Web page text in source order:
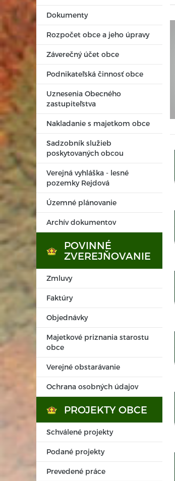
Dokumenty
Rozpočet obce a jeho úpravy
Záverečný účet obce
Podnikateľská činnosť obce
Uznesenia Obecného
zastupiteľstva
Nakladanie s majetkom obce
Sadzobník služieb
poskytovaných obcou
Verejná vyhláška - lesné
pozemky Rejdová
Územné plánovanie
Archív dokumentov
POVINNÉ
ZVEREJŇOVANIE
Zmluvy
Faktúry
Objednávky
Majetkové priznania starostu
obce
Verejné obstarávanie
Ochrana osobných údajov
PROJEKTY OBCE
Schválené projekty
Podané projekty
Prevedené práce